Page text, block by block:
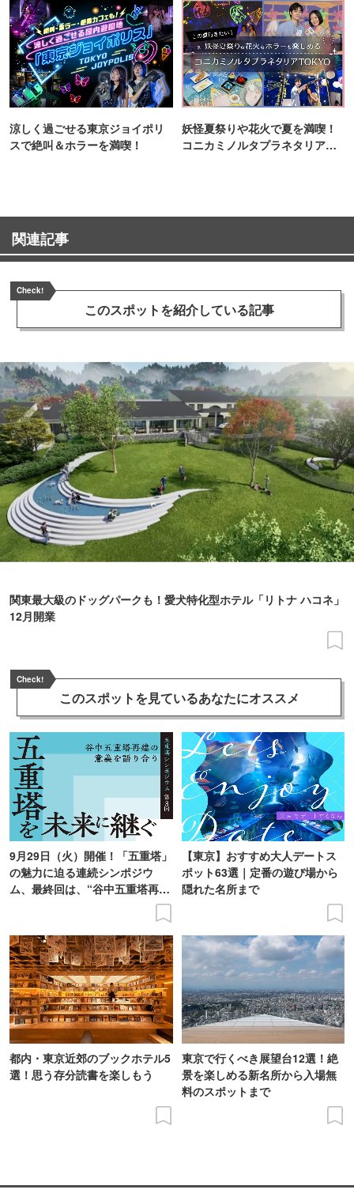
涼しく過ごせる東京ジョイポリ
スで絶叫＆ホラーを満喫！
妖怪夏祭りや花火で夏を満喫！
コニカミノルタプラネタリア
関連記事
Check!
このスポットを紹介している記事
関東最大級のドッグパークも！愛犬特化型ホテル「リトナ ハコネ」
12月開業
Check!
このスポットを見ているあなたにオススメ
9月29日（火）開催！「五重塔」
の魅力に迫る連続シンポジウ
ム、最終回は、“谷中五重塔再建
【東京】おすすめ大人デートス
ポット63選｜定番の遊び場から
隠れた名所まで
都内・東京近郊のブックホテル5
選！思う存分読書を楽しもう
東京で行くべき展望台12選！絶
景を楽しめる新名所から入場無
料のスポットまで